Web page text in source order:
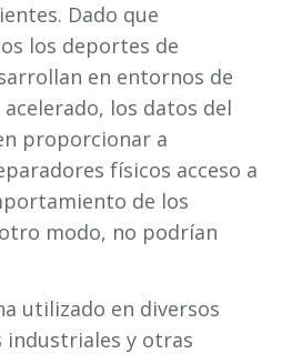
Dado que
los deportes de
en entornos de
los datos del
proporcionar a
físicos acceso a
de los
modo, no podrían
utilizado en diversos
industriales y otras